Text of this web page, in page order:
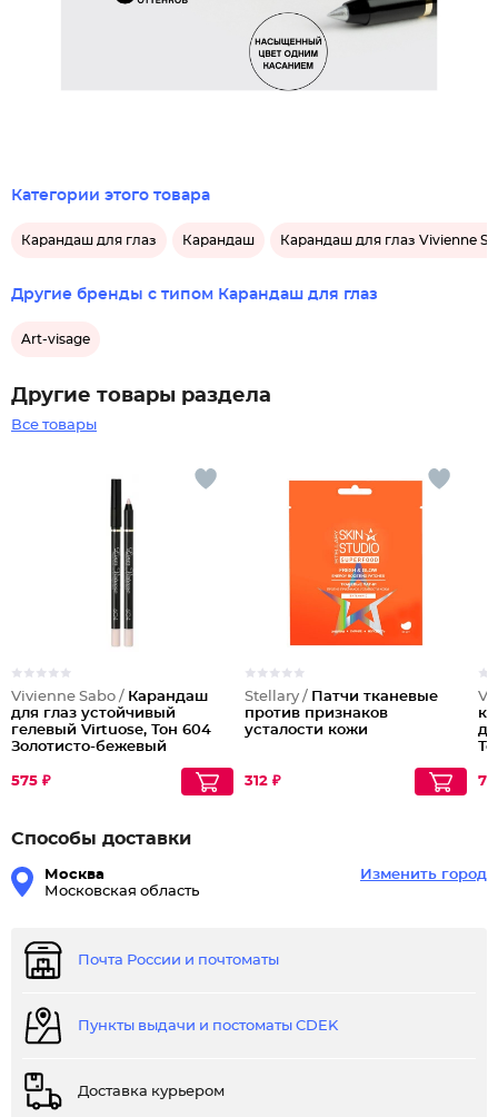
Категории этого товара
Карандаш для глаз Карандаш Карандаш для глаз Vivienne
Другие бренды с типом Карандаш для глаз
Art-visage
Другие товары раздела
Все товары
Vivienne Sabo / Карандаш
для глаз устойчивый
гелевый Virtuose, Тон 604
Золотисто-бежевый
575 ₽
Stellary / Патчи тканевые
против признаков
усталости кожи
312 ₽
Способы доставки
Москва
Московская область
Изменить город
Почта России и почтоматы
Пункты выдачи и постоматы CDEK
Доставка курьером